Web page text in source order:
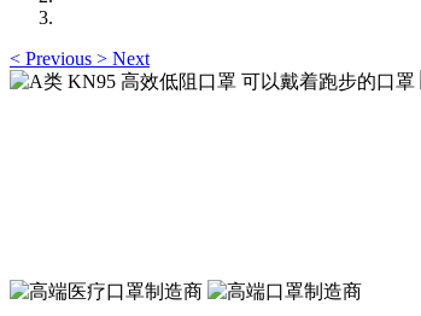
< Previous > Next